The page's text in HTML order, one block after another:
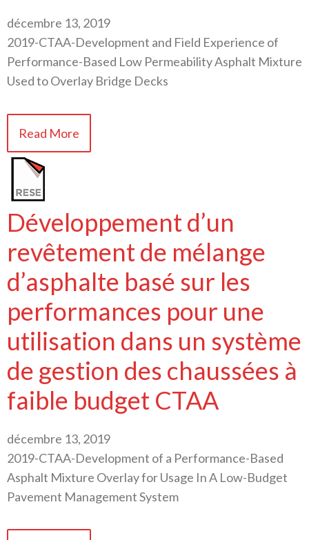
décembre 13, 2019
2019-CTAA-Development and Field Experience of
Performance-Based Low Permeability Asphalt Mixture
Used to Overlay Bridge Decks
Read More
Développement d’un
revêtement de mélange
d’asphalte basé sur les
performances pour une
utilisation dans un système
de gestion des chaussées à
faible budget CTAA
décembre 13, 2019
2019-CTAA-Development of a Performance-Based
Asphalt Mixture Overlay for Usage In A Low-Budget
Pavement Management System